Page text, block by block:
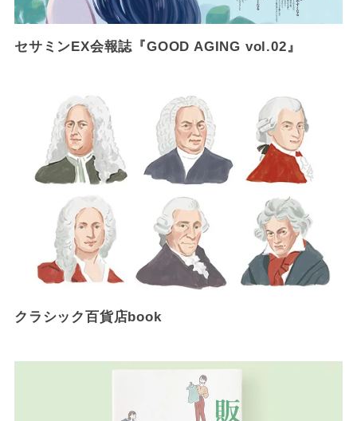
セサミンEX会報誌『GOOD AGING vol.02』
クラシック百貨店book